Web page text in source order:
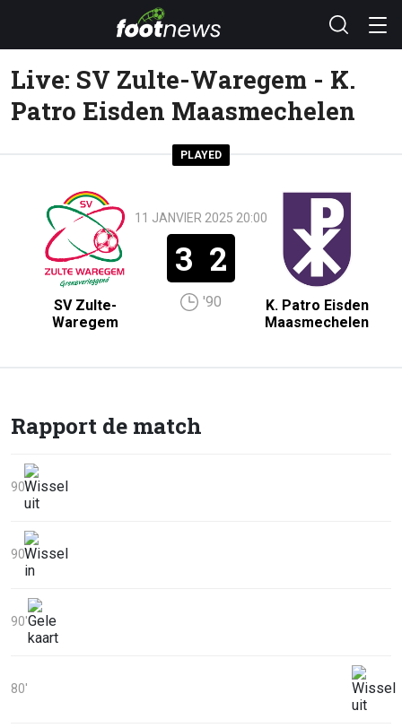
Live: SV Zulte-Waregem - K.
Patro Eisden Maasmechelen
PLAYED
SV Zulte-
Waregem
11 JANVIER 2025 20:00
3 2
'90
K. Patro Eisden
Maasmechelen
Rapport de match
90'
90'
90'
80'